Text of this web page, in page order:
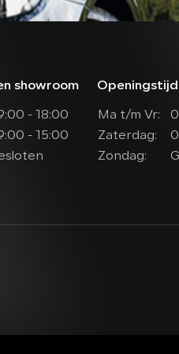
showroom
- 18:00
- 15:00
Ma t/m Vr:
Zaterdag:
Zondag: